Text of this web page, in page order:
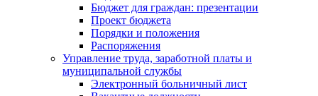
Бюджет для граждан: презентации
Проект бюджета
Порядки и положения
Распоряжения
Управление труда, заработной платы и
муниципальной службы
Электронный больничный лист